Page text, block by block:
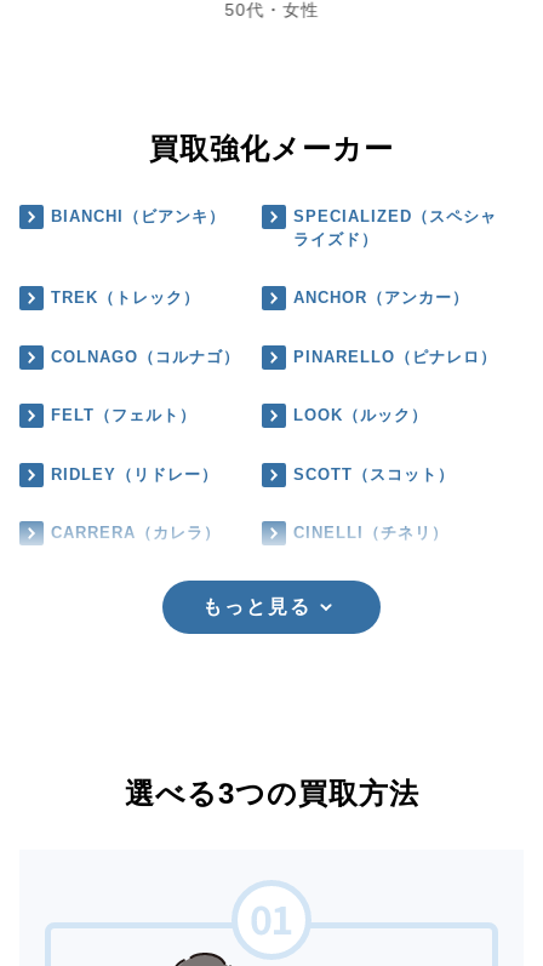
50代・女性
買取強化メーカー
BIANCHI（ビアンキ）
SPECIALIZED（スペシャ
ライズド）
TREK（トレック） ANCHOR（アンカー）
COLNAGO（コルナゴ） PINARELLO（ピナレロ）
FELT（フェルト） LOOK（ルック）
RIDLEY（リドレー） SCOTT（スコット）
CARRERA（カレラ） CINELLI（チネリ）
もっと見る
選べる3つの買取方法